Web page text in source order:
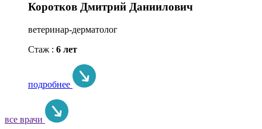
Коротков Дмитрий Даниилович
ветеринар-дерматолог
Стаж : 6 лет
подробнее
все врачи